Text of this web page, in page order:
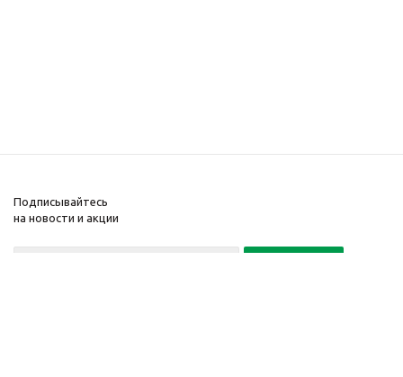
Подписывайтесь
на новости и акции